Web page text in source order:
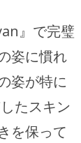
』で完璧
姿に慣れ
姿が特に
たスキン
を保って